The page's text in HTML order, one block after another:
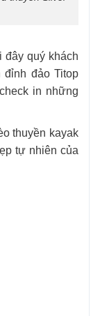
đây quý khách
đảo Titop
in những
thuyền kayak
tự nhiên của